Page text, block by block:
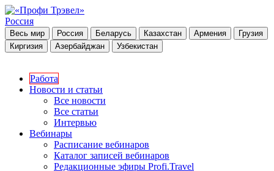
Россия
Весь мир Россия Беларусь Казахстан Армения
Грузия
Киргизия
Азербайджан Узбекистан
Работа
Новости и статьи
Все новости
Все статьи
Интервью
Вебинары
Расписание вебинаров
Каталог записей вебинаров
Редакционные эфиры Profi.Travel